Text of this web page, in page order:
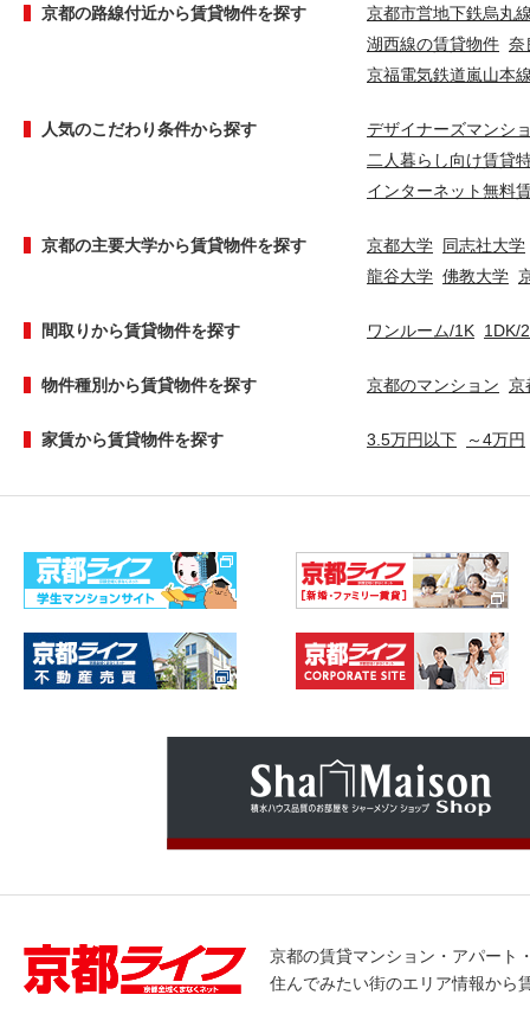
京都の路線付近から賃貸物件を探す
京都市営地下鉄烏丸
湖西線の賃貸物件 奈
京福電気鉄道嵐山本
人気のこだわり条件から探す
デザイナーズマンシ
二人暮らし向け賃貸
インターネット無料
京都の主要大学から賃貸物件を探す 京都大学 同志社大学
龍谷大学 佛教大学
間取りから賃貸物件を探す ワンルーム/1K 1DK/
物件種別から賃貸物件を探す 京都のマンション 京
家賃から賃貸物件を探す 3.5万円以下 ～4万円
京都の賃貸マンション・アパート
住んでみたい街のエリア情報から